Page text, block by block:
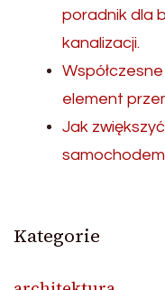
poradnik dla
kanalizacji.
element
Jak
Kategorie